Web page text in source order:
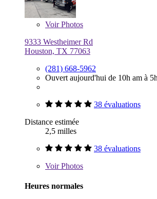
VoirPhotos
9333 Westheimer Rd
Houston, TX 77063
(281) 668-5962
Ouvert aujourd'hui de 10h am à
38 évaluations
Distance estimée
2,5 milles
38 évaluations
VoirPhotos
Heures normales